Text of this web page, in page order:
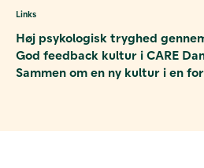
Links
Høj psykologisk tryghed
God feedback kultur i CARE
Sammen om en ny kultur i en